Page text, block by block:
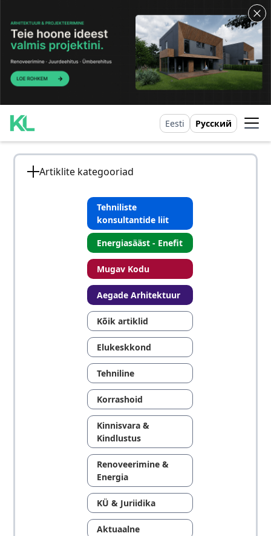
Eesti Русский
Artiklite kategooriad
Tehniliste
konsultantide liit
Energiasääst - Enefit
Mugav Kodu
Aegade Arhitektuur
Kõik artiklid
Elukeskkond
Tehniline
Korrashoid
Kinnisvara &
Kindlustus
Renoveerimine &
Energia
KÜ & Juriidika
Aktuaalne